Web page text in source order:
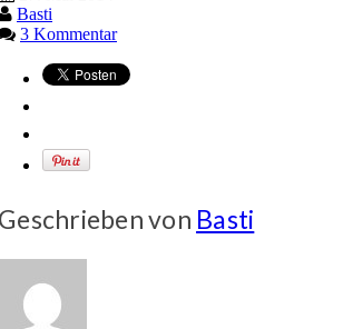
Basti
3 Kommentar
von Basti